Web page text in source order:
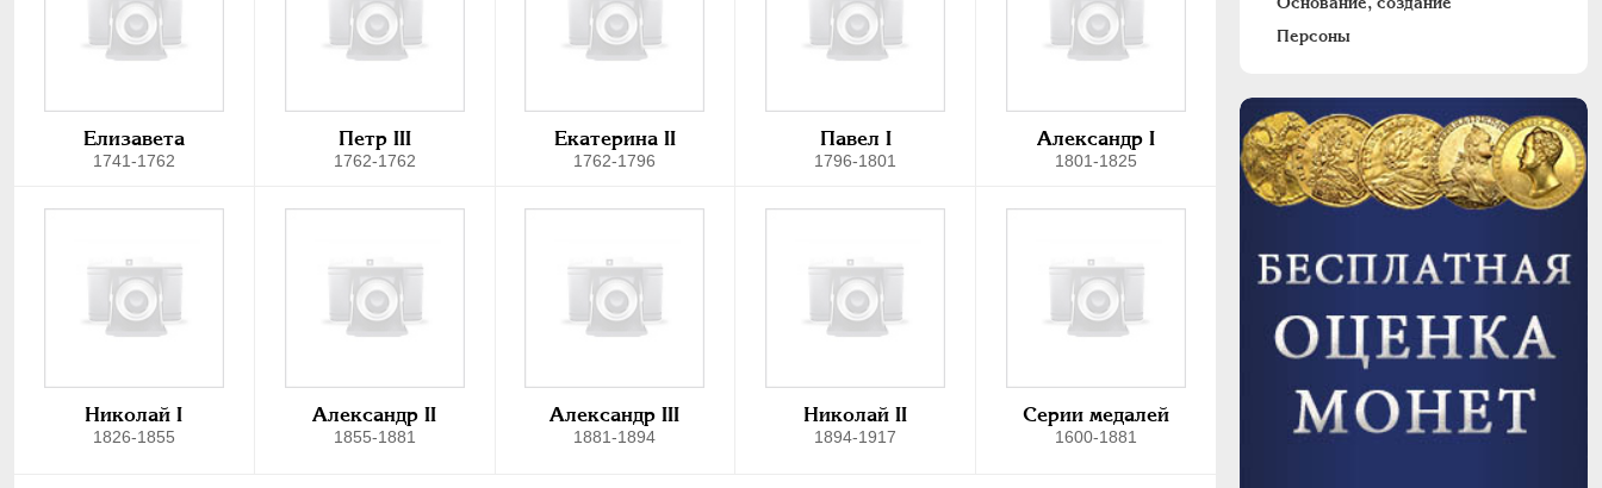
Елизавета
1741-1762
Петр III
1762-1762
Екатерина II
1762-1796
Павел I
1796-1801
Александр I
1801-1825
Николай I
1826-1855
Александр II
1855-1881
Александр III
1881-1894
Николай II
1894-1917
Серии медалей
1600-1881
Персоны